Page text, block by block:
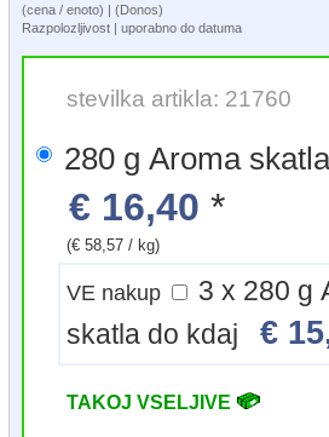
(cena / enoto) | (Donos)
Razpolozljivost | uporabno do datuma
stevilka artikla: 21760
280 g Aroma
€ 16,40 *
(€ 58,57 / kg)
VE nakup
3 x 280 g Aroma
skatla do kdaj€
TAKOJ VSELJIVE